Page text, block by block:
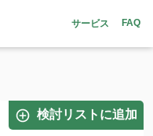
サービス FAQ
検討リストに追加